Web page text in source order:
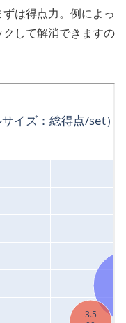
は得点力。例によっ
して解消できますの